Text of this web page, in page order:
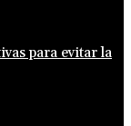
para evitar la